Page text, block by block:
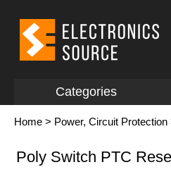
Categories
Home > Power, Circuit Protection
Poly Switch PTC